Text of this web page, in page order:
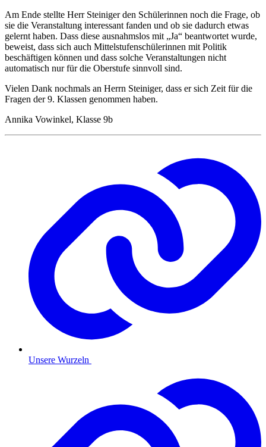
Am Ende stellte Herr Steiniger den Schülerinnen noch die Frage, ob
sie die Veranstaltung interessant fanden und ob sie dadurch etwas
gelernt haben. Dass diese ausnahmslos mit „Ja“ beantwortet wurde,
beweist, dass sich auch Mittelstufenschülerinnen mit Politik
beschäftigen können und dass solche Veranstaltungen nicht
automatisch nur für die Oberstufe sinnvoll sind.
Vielen Dank nochmals an Herrn Steiniger, dass er sich Zeit für die
Fragen der 9. Klassen genommen haben.
Annika Vowinkel, Klasse 9b
Unsere Wurzeln